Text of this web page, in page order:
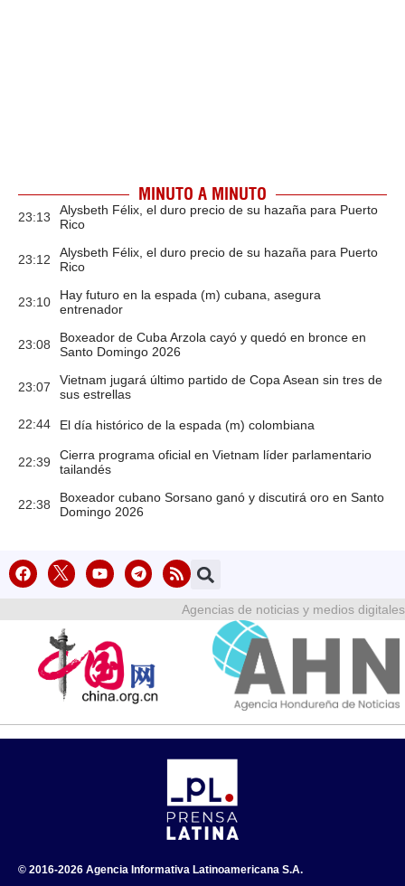
MINUTO A MINUTO
23:13
Alysbeth Félix, el duro precio de su hazaña para Puerto
Rico
23:12
Alysbeth Félix, el duro precio de su hazaña para Puerto
Rico
23:10
Hay futuro en la espada (m) cubana, asegura
entrenador
23:08
Boxeador de Cuba Arzola cayó y quedó en bronce en
Santo Domingo 2026
23:07
Vietnam jugará último partido de Copa Asean sin tres de
sus estrellas
22:44 El día histórico de la espada (m) colombiana
22:39
Cierra programa oficial en Vietnam líder parlamentario
tailandés
22:38
Boxeador cubano Sorsano ganó y discutirá oro en Santo
Domingo 2026
Agencias de noticias y medios digitales
© 2016-2026 Agencia Informativa Latinoamericana S.A.